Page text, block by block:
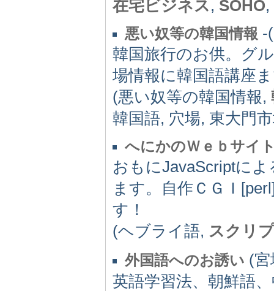
在宅ビジネス, SOHO,
悪い奴等の韓国情報 -
韓国旅行のお供。グ
場情報に韓国語講座
(悪い奴等の韓国情報,
韓国語, 穴場, 東大門
へにかのＷｅｂサイ
おもにJavaScriptに
ます。自作ＣＧＩ
す！
(ヘブライ語, スクリ
外国語へのお誘い (
英語学習法、朝鮮語